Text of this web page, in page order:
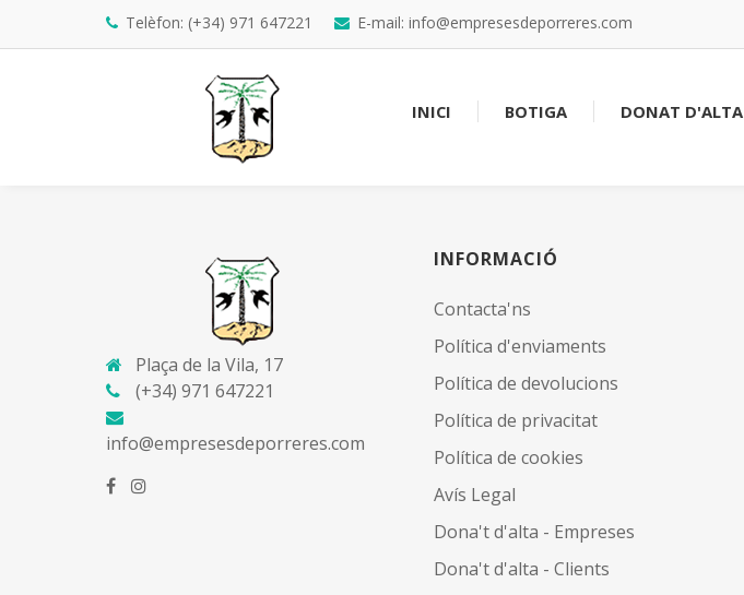
Telèfon: (+34) 971 647221 E-mail: info@empresesdeporreres.com
INICI BOTIGA DONAT D'ALTA
Plaça de la Vila, 17
(+34) 971 647221
info@empresesdeporreres.com
INFORMACIÓ
Contacta'ns
Política d'enviaments
Política de devolucions
Política de privacitat
Política de cookies
Avís Legal
Dona't d'alta - Empreses
Dona't d'alta - Clients